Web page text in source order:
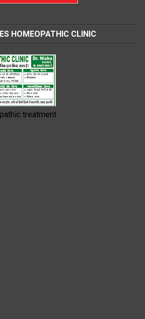
HOMEOPATHIC CLINIC
treatment